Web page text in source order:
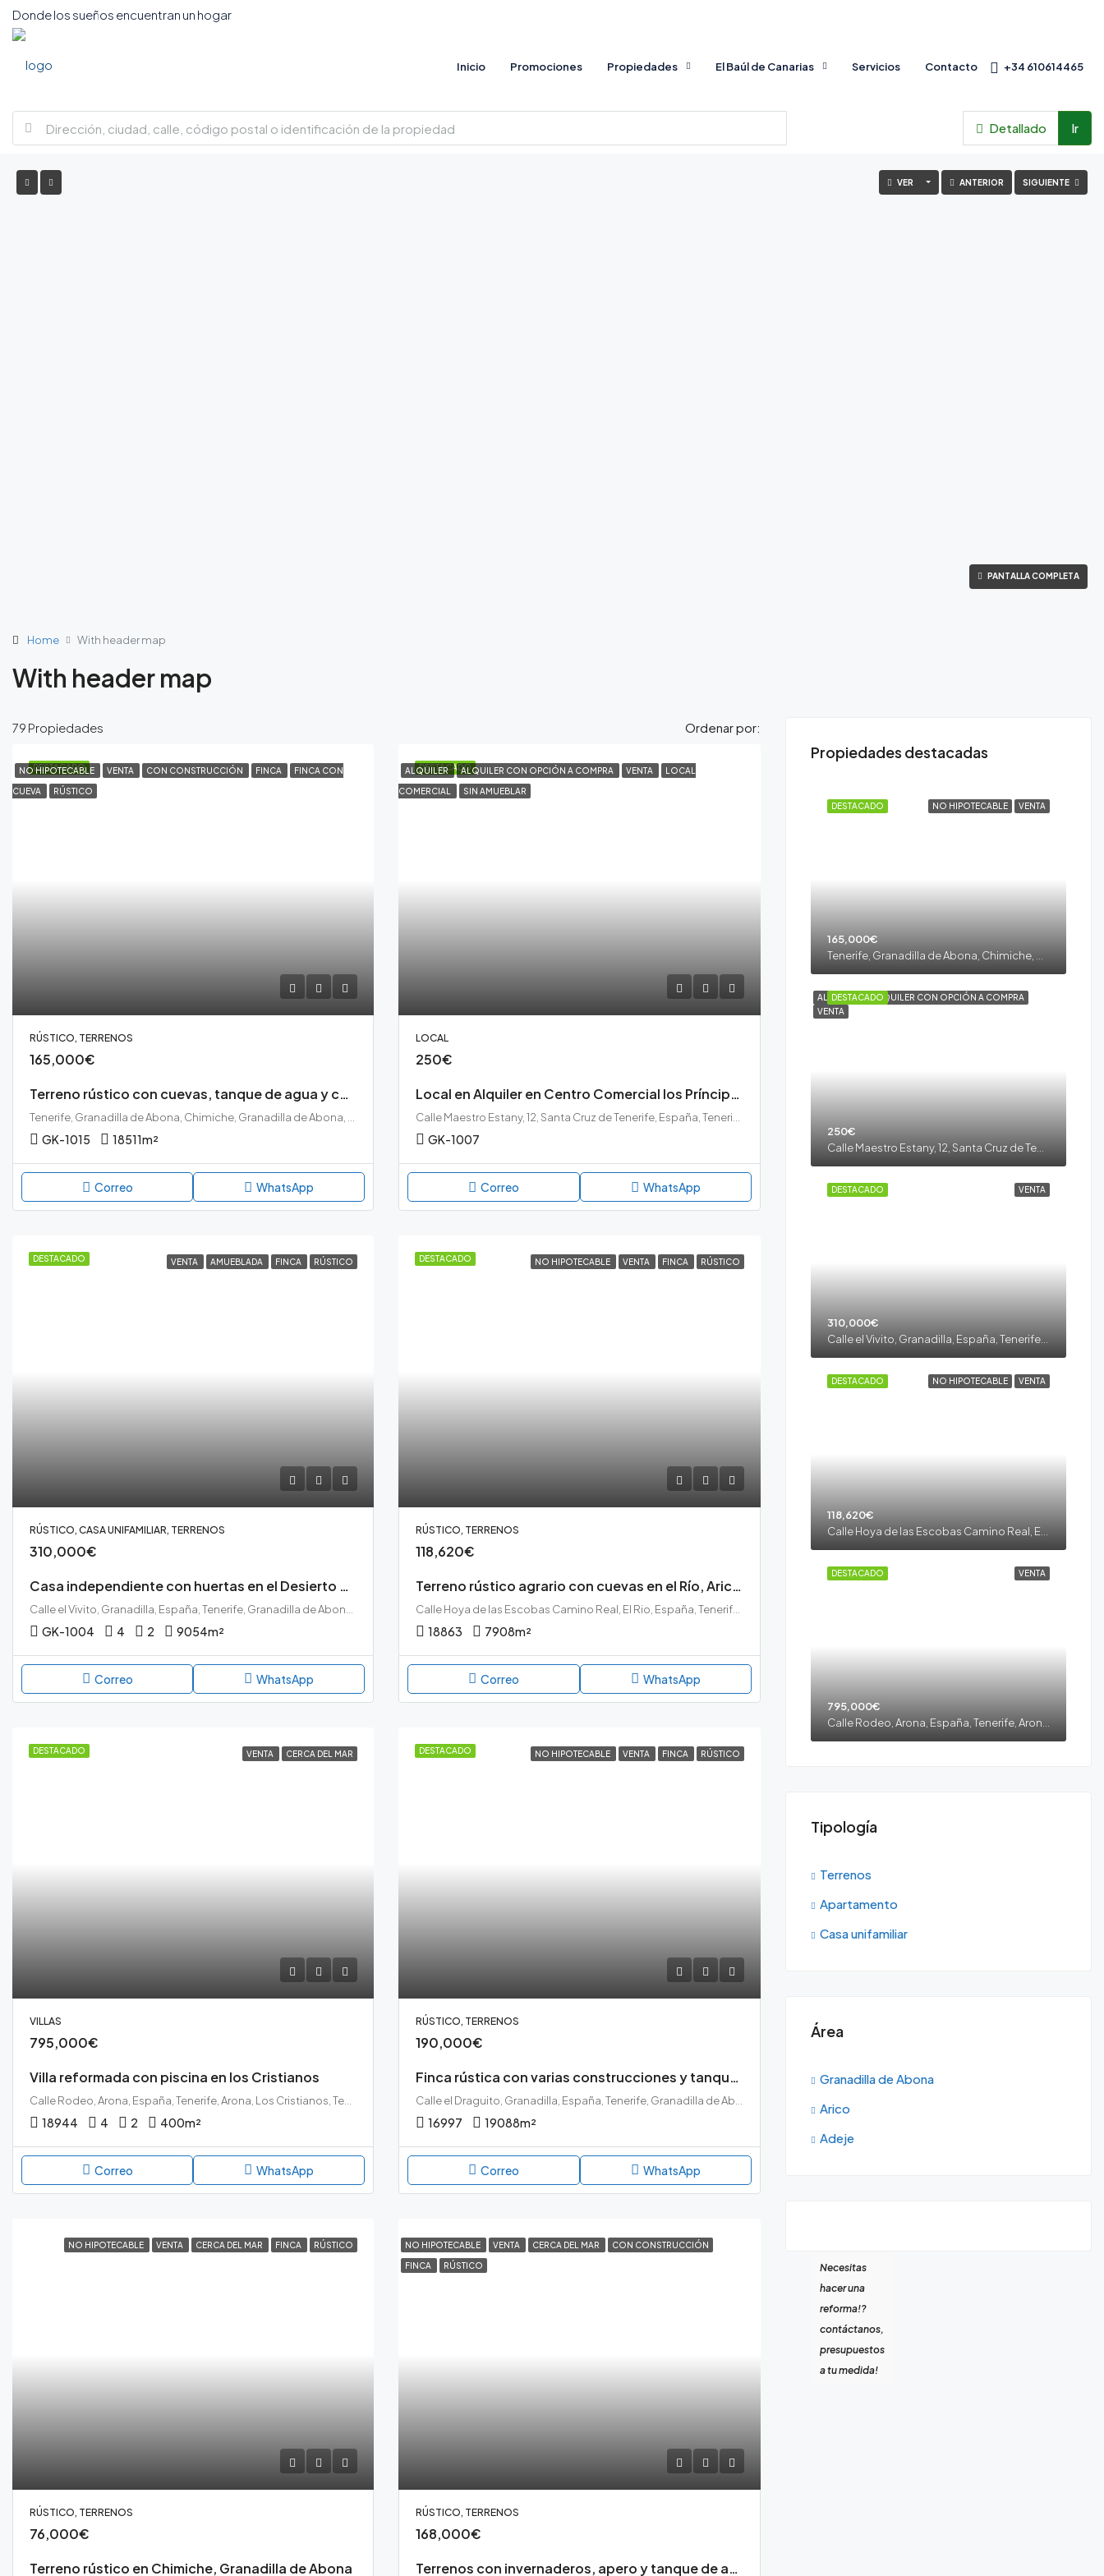
Donde los sueños encuentran un hogar
Inicio Promociones Propiedades El Baúl de Canarias Servicios Contacto +34 610614465
Detallado Ir
VER ANTERIOR SIGUIENTE
PANTALLA COMPLETA
Home With header map
With header map
79 Propiedades Ordenar por:
DESTACADO
NO HIPOTECABLE VENTA CON CONSTRUCCIÓN FINCA FINCA CON
CUEVA RÚSTICO
RÚSTICO, TERRENOS
165,000€
Terreno rústico con cuevas, tanque de agua y cultivo en Chimiche, Granadilla de Abona.
Tenerife, Granadilla de Abona, Chimiche, Granadilla de Abona, Tenerife sur
GK-1015 18511m²
Correo WhatsApp
DESTACADO
ALQUILER ALQUILER CON OPCIÓN A COMPRA VENTA LOCAL
COMERCIAL SIN AMUEBLAR
LOCAL
250€
Local en Alquiler en Centro Comercial los Príncipes, La Laguna.
Calle Maestro Estany, 12, Santa Cruz de Tenerife, España, Tenerife, La Laguna, Taco, La Laguna, Tenerife Norte
GK-1007
Correo WhatsApp
DESTACADO VENTA AMUEBLADA FINCA RÚSTICO
RÚSTICO, CASA UNIFAMILIAR, TERRENOS
310,000€
Casa independiente con huertas en el Desierto de Granadilla.
GK-1004 4 2 9054m²
Correo WhatsApp
DESTACADO NO HIPOTECABLE VENTA FINCA RÚSTICO
RÚSTICO, TERRENOS
118,620€
Terreno rústico agrario con cuevas en el Río, Arico.
18863 7908m²
Correo WhatsApp
DESTACADO VENTA CERCA DEL MAR
VILLAS
795,000€
Villa reformada con piscina en los Cristianos
18944 4 2 400m²
Correo WhatsApp
DESTACADO NO HIPOTECABLE VENTA FINCA RÚSTICO
RÚSTICO, TERRENOS
190,000€
Finca rústica con varias construcciones y tanque de agua
16997 19088m²
Correo WhatsApp
NO HIPOTECABLE VENTA CERCA DEL MAR FINCA RÚSTICO
RÚSTICO, TERRENOS
76,000€
Terreno rústico en Chimiche, Granadilla de Abona
NO HIPOTECABLE VENTA CERCA DEL MAR CON CONSTRUCCIÓN
FINCA RÚSTICO
RÚSTICO, TERRENOS
168,000€
Terrenos con invernaderos, apero y tanque de agua en Chimiche, Granadilla de Abona.
Propiedades destacadas
NO HIPOTECABLE VENTA
DESTACADO
165,000€
Tenerife, Granadilla de Abona, Chimiche, Granadilla de Abona, Tenerife sur
ALQUILER
ALQUILER CON OPCIÓN A COMPRA
VENTA
DESTACADO
250€
Calle Maestro Estany, 12, Santa Cruz de Tenerife, España, Tenerife, La Laguna, Taco, La Laguna, Tenerife Norte
VENTA
DESTACADO
310,000€
Calle el Vivito, Granadilla, España, Tenerife, Granadilla de Abona, El Desierto, Granadilla de Abona, Tenerife sur
NO HIPOTECABLE VENTA
DESTACADO
118,620€
Calle Hoya de las Escobas Camino Real, El Rio, España, Tenerife, Arico, El Río, Tenerife sur
VENTA
DESTACADO
795,000€
Tipología
Terrenos
Apartamento
Casa unifamiliar
Área
Granadilla de Abona
Arico
Adeje
Necesitas
hacer una
reforma!?
contáctanos,
presupuestos
a tu medida!